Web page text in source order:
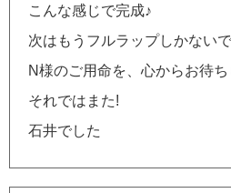
こんな感じで完成♪
次はもうフルラップしかない
N様のご用命を、心からお待
それではまた!
石井でした